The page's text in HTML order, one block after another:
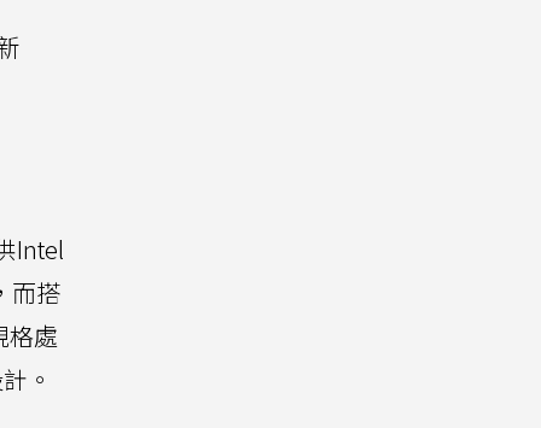
Intel
而搭
格處
。